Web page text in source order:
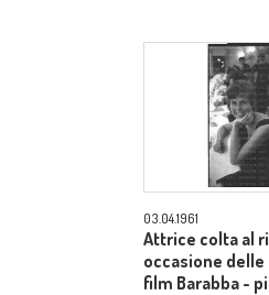
03.04.1961
Attrice colta al
occasione
film Barabba -